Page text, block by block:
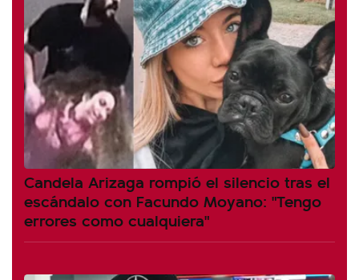
Candela Arizaga rompió el silencio tras el
escándalo con Facundo Moyano: "Tengo
errores como cualquiera"